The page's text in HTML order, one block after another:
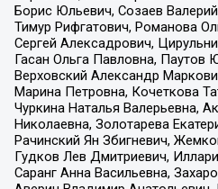
Борис Юльевич, Созаев
Тимур Рифгатович, Романова
Сергей Алексадрович,
Гасан Ольга Павловна, Паутов
Верховский Александр
Марина Петровна, Кочеткова
Чуркина Наталья Валерьевна,
Николаевна, Золотарева
Рачинский Ян Збигневич,
Гудков Лев Дмитриевич,
Саранг Анна Васильевна,